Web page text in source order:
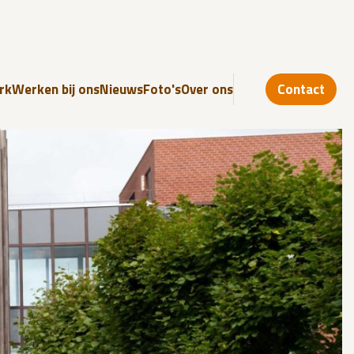
Werken bij onsNieuwsFoto'sOver ons Contact